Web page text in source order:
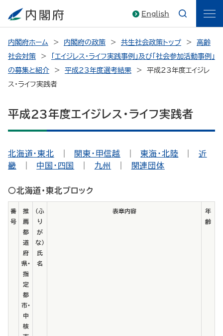
English
内閣府ホーム 内閣府の政策 共生社会政策トップ
高齢
社会対策
「エイジレス・ライフ実践事例」及び「社会参加活動事例」
の募集と紹介
平成23年度選考結果
平成23年度エイジレ
ス・ライフ実践者
平成23年度エイジレス・ライフ実践者
北海道・東北 関東・甲信越 ｜東海・北陸
近
畿
中国・四国 九州 関連団体
○北海道・東北ブロック
番
号
推
薦
都
道
府
県・
指
定
都
市・
中
核
（ふ
り
が
な）
氏
名
表章内容
年
齢